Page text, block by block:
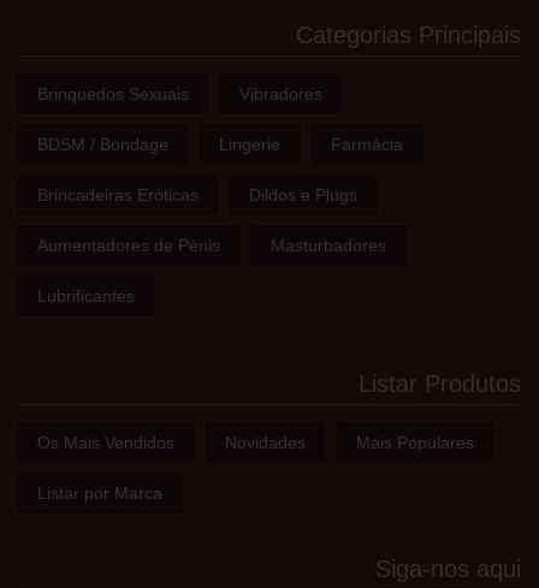
Categorias Principais
Brinquedos Sexuais Vibradores
BDSM / Bondage Lingerie Farmácia
Brincadeiras Eróticas Dildos e Plugs
Aumentadores de Pénis Masturbadores
Lubrificantes
Listar Produtos
Os Mais Vendidos Novidades Mais Populares
Listar por Marca
Siga-nos aqui